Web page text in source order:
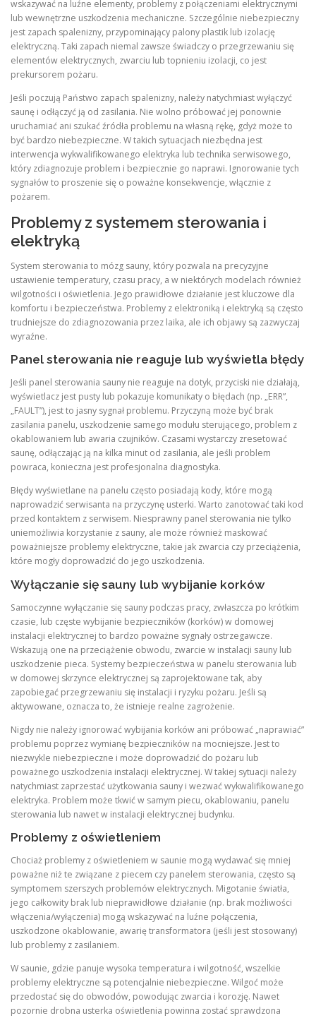
wskazywać na luźne elementy, problemy z połączeniami elektrycznymi
lub wewnętrzne uszkodzenia mechaniczne. Szczególnie niebezpieczny
jest zapach spalenizny, przypominający palony plastik lub izolację
elektryczną. Taki zapach niemal zawsze świadczy o przegrzewaniu się
elementów elektrycznych, zwarciu lub topnieniu izolacji, co jest
prekursorem pożaru.
Jeśli poczują Państwo zapach spalenizny, należy natychmiast wyłączyć
saunę i odłączyć ją od zasilania. Nie wolno próbować jej ponownie
uruchamiać ani szukać źródła problemu na własną rękę, gdyż może to
być bardzo niebezpieczne. W takich sytuacjach niezbędna jest
interwencja wykwalifikowanego elektryka lub technika serwisowego,
który zdiagnozuje problem i bezpiecznie go naprawi. Ignorowanie tych
sygnałów to proszenie się o poważne konsekwencje, włącznie z
pożarem.
Problemy z systemem sterowania i
elektryką
System sterowania to mózg sauny, który pozwala na precyzyjne
ustawienie temperatury, czasu pracy, a w niektórych modelach również
wilgotności i oświetlenia. Jego prawidłowe działanie jest kluczowe dla
komfortu i bezpieczeństwa. Problemy z elektroniką i elektryką są często
trudniejsze do zdiagnozowania przez laika, ale ich objawy są zazwyczaj
wyraźne.
Panel sterowania nie reaguje lub wyświetla błędy
Jeśli panel sterowania sauny nie reaguje na dotyk, przyciski nie działają,
wyświetlacz jest pusty lub pokazuje komunikaty o błędach (np. „ERR”,
„FAULT”), jest to jasny sygnał problemu. Przyczyną może być brak
zasilania panelu, uszkodzenie samego modułu sterującego, problem z
okablowaniem lub awaria czujników. Czasami wystarczy zresetować
saunę, odłączając ją na kilka minut od zasilania, ale jeśli problem
powraca, konieczna jest profesjonalna diagnostyka.
Błędy wyświetlane na panelu często posiadają kody, które mogą
naprowadzić serwisanta na przyczynę usterki. Warto zanotować taki kod
przed kontaktem z serwisem. Niesprawny panel sterowania nie tylko
uniemożliwia korzystanie z sauny, ale może również maskować
poważniejsze problemy elektryczne, takie jak zwarcia czy przeciążenia,
które mogły doprowadzić do jego uszkodzenia.
Wyłączanie się sauny lub wybijanie korków
Samoczynne wyłączanie się sauny podczas pracy, zwłaszcza po krótkim
czasie, lub częste wybijanie bezpieczników (korków) w domowej
instalacji elektrycznej to bardzo poważne sygnały ostrzegawcze.
Wskazują one na przeciążenie obwodu, zwarcie w instalacji sauny lub
uszkodzenie pieca. Systemy bezpieczeństwa w panelu sterowania lub
w domowej skrzynce elektrycznej są zaprojektowane tak, aby
zapobiegać przegrzewaniu się instalacji i ryzyku pożaru. Jeśli są
aktywowane, oznacza to, że istnieje realne zagrożenie.
Nigdy nie należy ignorować wybijania korków ani próbować „naprawiać”
problemu poprzez wymianę bezpieczników na mocniejsze. Jest to
niezwykle niebezpieczne i może doprowadzić do pożaru lub
poważnego uszkodzenia instalacji elektrycznej. W takiej sytuacji należy
natychmiast zaprzestać użytkowania sauny i wezwać wykwalifikowanego
elektryka. Problem może tkwić w samym piecu, okablowaniu, panelu
sterowania lub nawet w instalacji elektrycznej budynku.
Problemy z oświetleniem
Chociaż problemy z oświetleniem w saunie mogą wydawać się mniej
poważne niż te związane z piecem czy panelem sterowania, często są
symptomem szerszych problemów elektrycznych. Migotanie światła,
jego całkowity brak lub nieprawidłowe działanie (np. brak możliwości
włączenia/wyłączenia) mogą wskazywać na luźne połączenia,
uszkodzone okablowanie, awarię transformatora (jeśli jest stosowany)
lub problemy z zasilaniem.
W saunie, gdzie panuje wysoka temperatura i wilgotność, wszelkie
problemy elektryczne są potencjalnie niebezpieczne. Wilgoć może
przedostać się do obwodów, powodując zwarcia i korozję. Nawet
pozornie drobna usterka oświetlenia powinna zostać sprawdzona